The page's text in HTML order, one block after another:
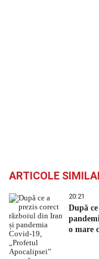
ARTICOLE
20:21
După
o mare